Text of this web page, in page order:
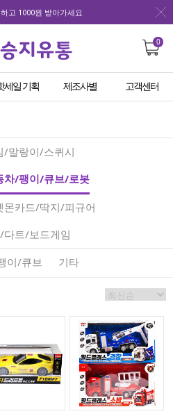
고 1000원 받아가세요
0
세일 기획 제조사별 고객센터
/말랑이/스퀴시
차/팽이/큐브/로봇
몬카드/딱지/피규어
다트/보드게임
이/큐브 기타